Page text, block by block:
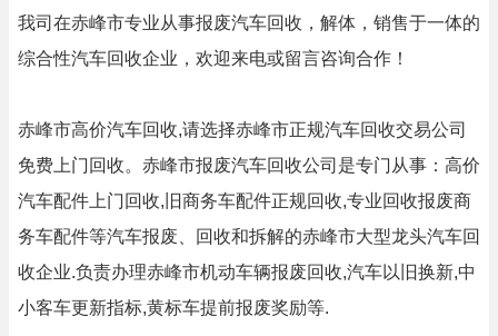
我司在赤峰市专业从事报废汽车回收，解体，销售于一体的
综合性汽车回收企业，欢迎来电或留言咨询合作！
赤峰市高价汽车回收,请选择赤峰市正规汽车回收交易公司
免费上门回收。赤峰市报废汽车回收公司是专门从事：高价
汽车配件上门回收,旧商务车配件正规回收,专业回收报废商
务车配件等汽车报废、回收和拆解的赤峰市大型龙头汽车回
收企业.负责办理赤峰市机动车辆报废回收,汽车以旧换新,中
小客车更新指标,黄标车提前报废奖励等.